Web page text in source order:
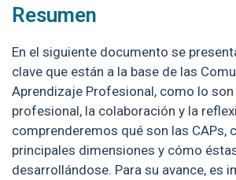
Resumen
En el siguiente documento se
clave que están a la base de las
Aprendizaje Profesional, como lo
profesional, la colaboración y la
comprenderemos qué son las CAPs,
principales dimensiones y cómo
desarrollándose. Para su avance, es